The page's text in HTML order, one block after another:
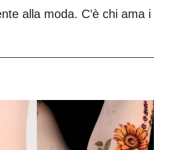
alla moda. C’è chi ama i